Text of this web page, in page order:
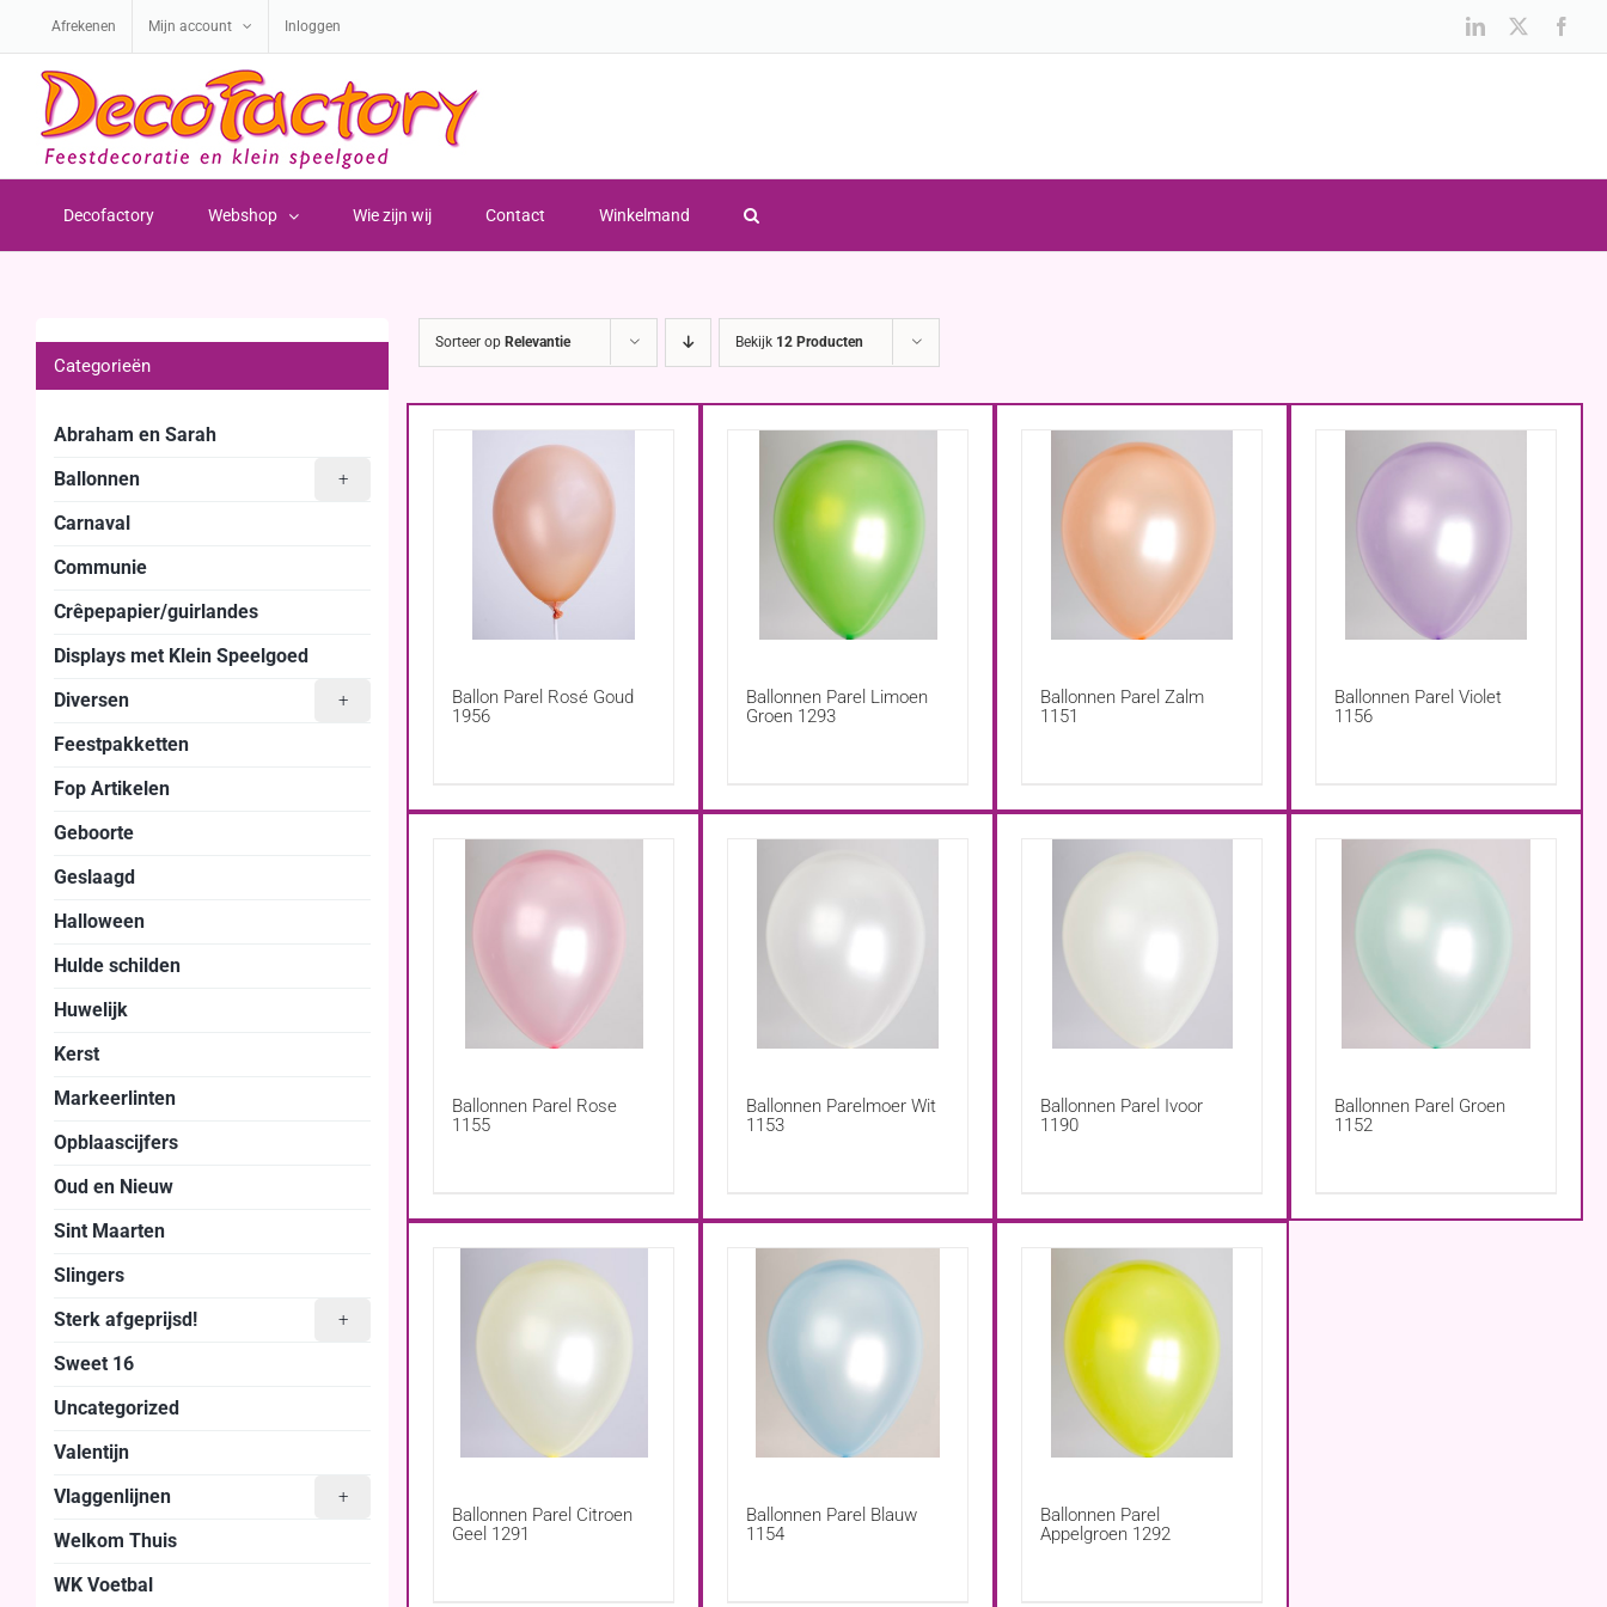
inhoud
Afrekenen Mijn account Inloggen LinkedIn
Decofactory Webshop Wie zijn wij Contact Winkelmand
Sorteer op Relevantie Bekijk 12 Producten
Ballon Parel Rosé Goud
1956
Ballonnen Parel Limoen
Groen 1293
Ballonnen Parel Zalm
1151
Ballonnen Parel Violet
1156
Ballonnen Parel Rose
1155
Ballonnen Parelmoer Wit
1153
Ballonnen Parel Ivoor
1190
Ballonnen Parel Groen
1152
Ballonnen Parel Citroen
Geel 1291
Ballonnen Parel Blauw
1154
Ballonnen Parel
Appelgroen 1292
Categorieën
Abraham en Sarah
+
Ballonnen
Carnaval
Communie
Crêpepapier/guirlandes
Displays met Klein Speelgoed
+
Diversen
Feestpakketten
Fop Artikelen
Geboorte
Geslaagd
Halloween
Hulde schilden
Huwelijk
Kerst
Markeerlinten
Opblaascijfers
Oud en Nieuw
Sint Maarten
Slingers
+
Sterk afgeprijsd!
Sweet 16
Uncategorized
Valentijn
+
Vlaggenlijnen
Welkom Thuis
WK Voetbal